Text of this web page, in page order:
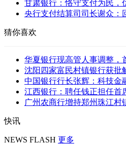
甘肃银行：恪守支付为民，
央行支付结算司司长谢众
猜你喜欢
华夏银行现高管人事调整，
沈阳四家富民村镇银行获批
中国银行行长张辉：科技金
江西银行：聘任钱正担任首
广州农商行增持郑州珠江村
快讯
NEWS FLASH 更多